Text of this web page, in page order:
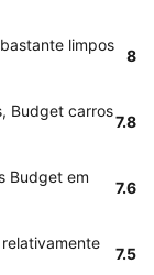
limpos
8
Budget carros
7.8
Budget em
7.6
7.5